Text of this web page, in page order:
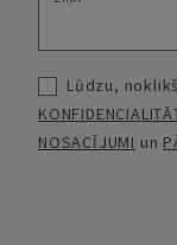
Lūdzu,
NOSACĪJUMI un